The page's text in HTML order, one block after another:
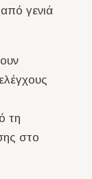
γενιά
τη
στο